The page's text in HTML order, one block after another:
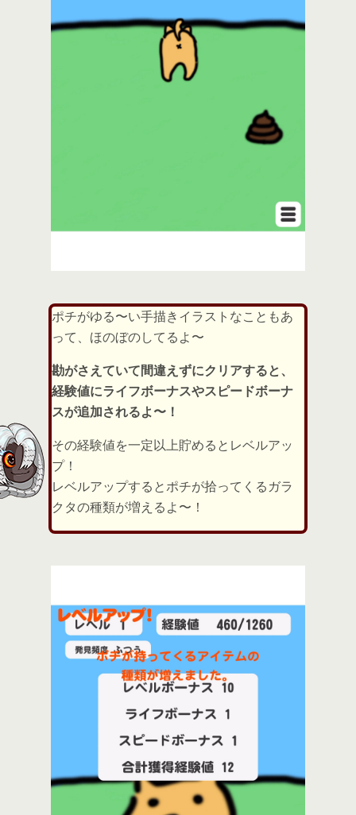
ポチがゆる〜い手描きイラストなこともあ
って、ほのぼのしてるよ〜
勘がさえていて間違えずにクリアすると、
経験値にライフボーナスやスピードボーナ
スが追加されるよ〜！
その経験値を一定以上貯めるとレベルアッ
プ！
レベルアップするとポチが拾ってくるガラ
クタの種類が増えるよ〜！